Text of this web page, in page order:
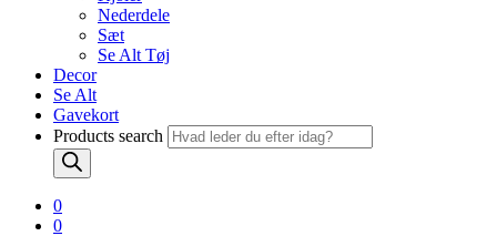
Nederdele
Sæt
Se Alt Tøj
Decor
Se Alt
Gavekort
Products search
0
0